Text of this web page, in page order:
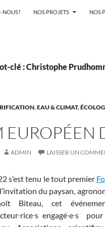
NOUS? NOS PROJETS NOS
clé : Christophe
,EAU & CLIMAT,
ADMIN LAISSER UN
s’est tenu le tout premier
du paysan,
Biteau, cet
engagé∙e∙s